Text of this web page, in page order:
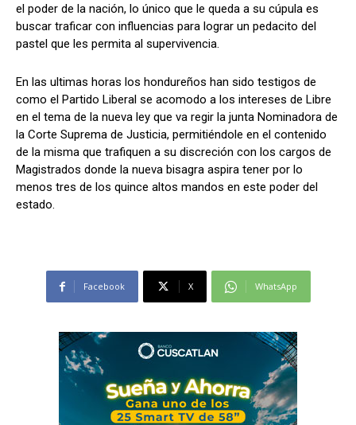
el poder de la nación, lo único que le queda a su cúpula es
buscar traficar con influencias para lograr un pedacito del
pastel que les permita al supervivencia.
En las ultimas horas los hondureños han sido testigos de
como el Partido Liberal se acomodo a los intereses de Libre
en el tema de la nueva ley que va regir la junta Nominadora de
la Corte Suprema de Justicia, permitiéndole en el contenido
de la misma que trafiquen a su discreción con los cargos de
Magistrados donde la nueva bisagra aspira tener por lo
menos tres de los quince altos mandos en este poder del
estado.
Facebook X WhatsApp